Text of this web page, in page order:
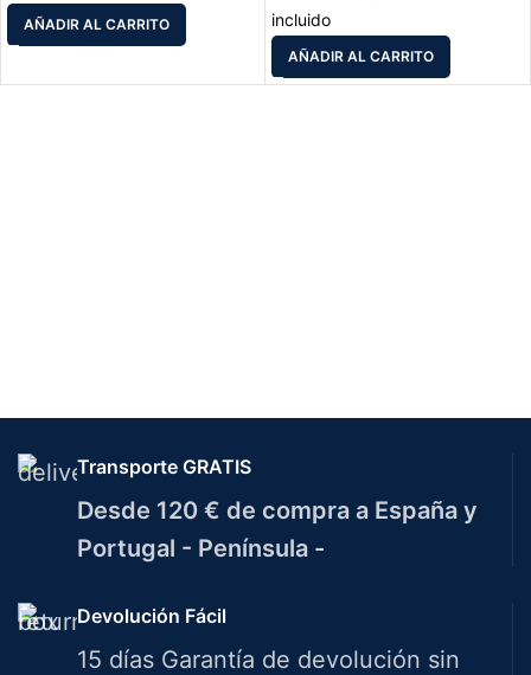
AÑADIR AL CARRITO
incluido
AÑADIR AL CARRITO
Transporte GRATIS
Desde 120 € de compra a España y
Portugal - Península -
Devolución Fácil
15 días Garantía de devolución sin